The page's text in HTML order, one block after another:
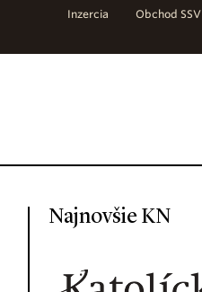
Inzercia Obchod SSV
Najnovšie KN